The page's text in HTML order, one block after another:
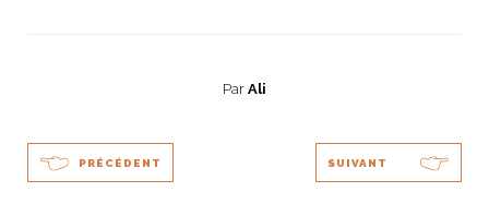
Par Ali
PRÉCÉDENT SUIVANT